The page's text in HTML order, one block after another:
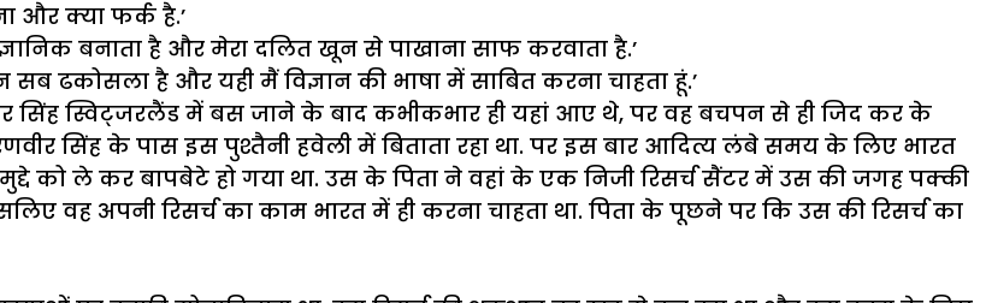
और क्या फर्क है.’
बनाता है और मेरा दलित खून से पाखाना साफ करवाता है.’
सब ढकोसला है और यही मैं विज्ञान की भाषा में साबित करना चाहता हूं.’
सिंह स्विट्जरलैंड में बस जाने के बाद कभीकभार ही यहां आए थे, पर वह बचपन से ही जिद कर के
सिंह के पास इस पुश्तैनी हवेली में बिताता रहा था. पर इस बार आदित्य लंबे समय के लिए भारत
मुद्दे को ले कर बापबेटे हो गया था. उस के पिता ने वहां के एक निजी रिसर्च सैंटर में उस की जगह पक्की
वह अपनी रिसर्च का काम भारत में ही करना चाहता था. पिता के पूछने पर कि उस की रिसर्च का